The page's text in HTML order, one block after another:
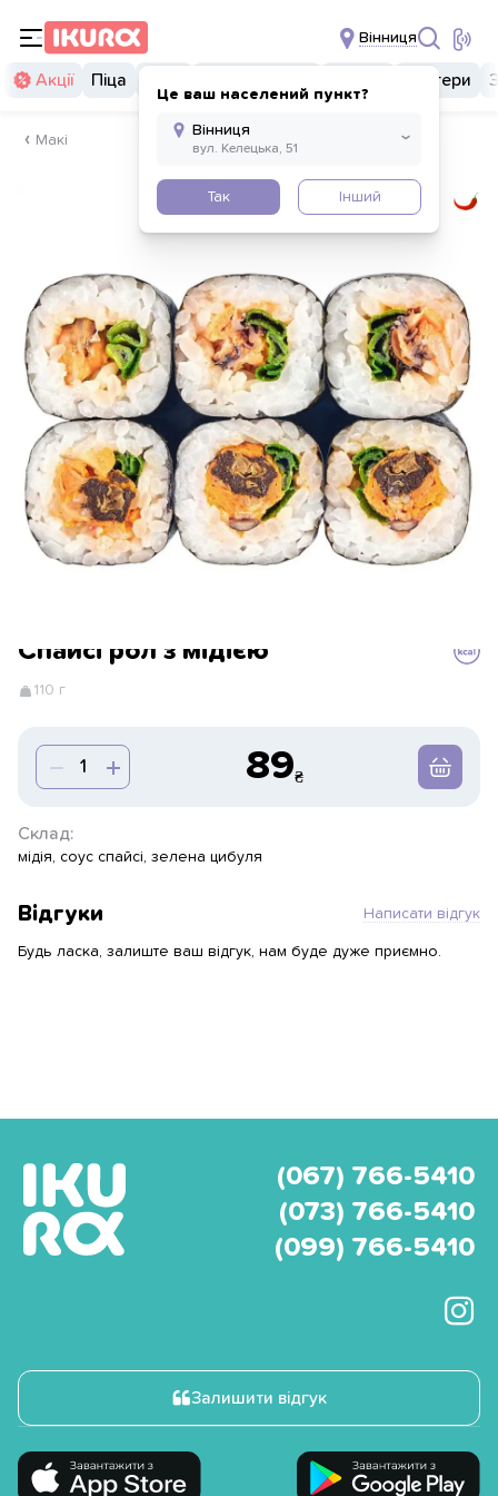
Вінниця
Це ваш населений пункт?
Так Інший
Акції Піца Бургери
Макі
Спайсі рол з мідією
110 г
89
Склад:
мідія, соус спайсі, зелена цибуля
Відгуки Написати відгук
Будь ласка, залиште ваш відгук, нам буде дуже приємно.
(067) 766-5410
(073) 766-5410
(099) 766-5410
Залишити відгук